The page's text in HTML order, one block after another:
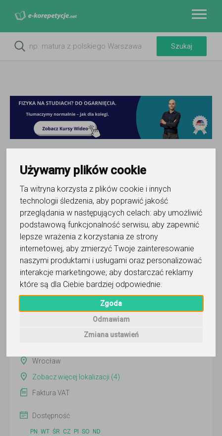
Używamy plików cookie
Ta witryna korzysta z plików cookie i innych
technologii śledzenia, aby poprawić jakość
przeglądania w następujących celach: aby umożliwić
podstawową funkcjonalność serwisu, aby zapewnić
lepsze wrażenia z korzystania ze strony
internetowej, aby zmierzyć Twoje zainteresowanie
naszymi produktami i usługami oraz personalizować
interakcje marketingowe, aby dostarczać reklamy
które są dla Ciebie bardziej odpowiednie.
Zgoda
Odmawiam
Zmiana ustawień
Do ulubionych
Oznacz wystąpienie kontaktu
thermUP - ogarniesz i zdasz
Wyślij wiadomość
Wrocław
Zobacz więcej lokalizacji (4)
Faktura VAT
Dostępność
PN WT ŚR CZ PI SO ND